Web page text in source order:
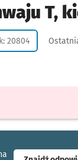
T,
20804